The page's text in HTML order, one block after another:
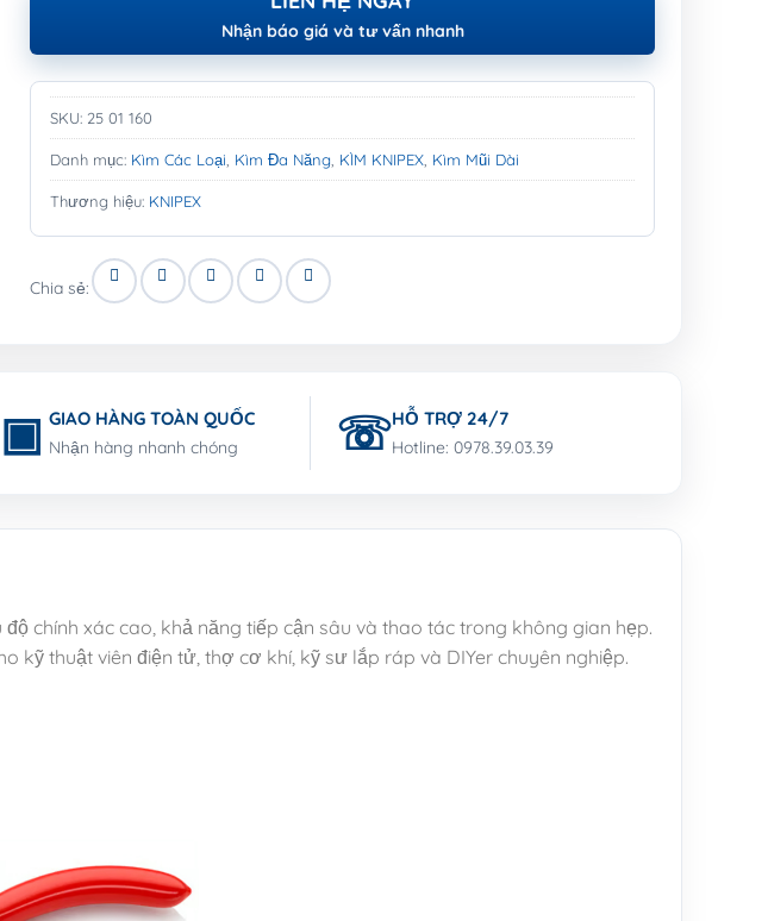
Nhận báo giá và tư vấn nhanh
SKU: 25 01 160
Danh mục: Kìm Các Loại Kìm Đa Năng KÌM KNIPEX Kìm Mũi Dài
Thương hiệu: KNIPEX
Chia sẻ:
GIAO HÀNG TOÀN QUỐC
Nhận hàng nhanh chóng
HỖ TRỢ 24/7
Hotline: 0978.39.03.39
chính xác cao, khả năng tiếp cận sâu và thao tác trong không gian hẹp.
thuật viên điện tử, thợ cơ khí, kỹ sư lắp ráp và DIYer chuyên nghiệp.